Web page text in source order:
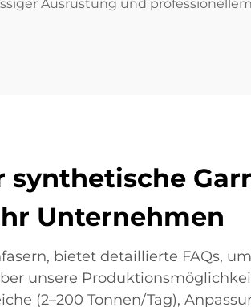
Ausrüstung und
synthetische
Unternehmen
bietet detaillierte FAQs,
unsere
(2–200 Tonnen/Tag),